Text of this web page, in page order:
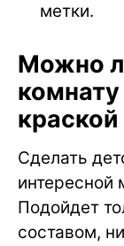
метки.
Можно
краской
Сделать
интересной
Подойдет
составом,